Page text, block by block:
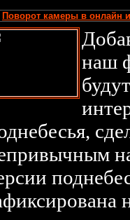
Поворот камеры в онлайн
наш